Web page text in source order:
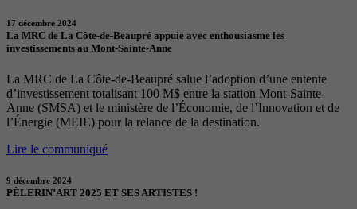
17 décembre 2024
La MRC de La Côte-de-Beaupré appuie avec enthousiasme les
investissements au Mont-Sainte-Anne
La MRC de La Côte-de-Beaupré salue l’adoption d’une entente
d’investissement totalisant 100 M$ entre la station Mont-Sainte-
Anne (SMSA) et le ministère de l’Économie, de l’Innovation et de
l’Énergie (MEIE) pour la relance de la destination.
Lire le communiqué
9 décembre 2024
PÈLERIN’ART 2025 ET SES ARTISTES !